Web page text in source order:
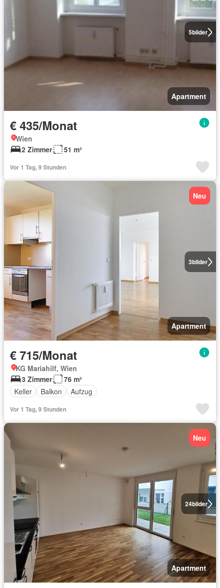
5bilder
Apartment
€ 435/Monat
Wien
2 Zimmer
51 m²
Vor 1 Tag, 9 Stunden
3bilder
Neu
Apartment
€ 715/Monat
KG Mariahilf, Wien
3 Zimmer
76 m²
Keller
Balkon Aufzug
Vor 1 Tag, 9 Stunden
24bilder
Neu
Apartment